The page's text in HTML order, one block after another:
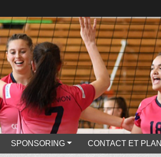
SPONSORING CONTACT ET PLAN